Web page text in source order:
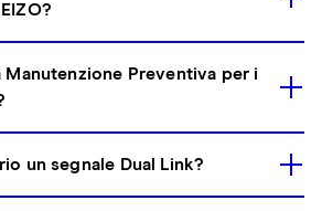
Preventiva per i
un segnale Dual Link?